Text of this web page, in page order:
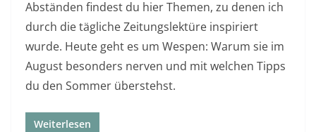
Abständen findest du hier Themen, zu denen ich
durch die tägliche Zeitungslektüre inspiriert
wurde. Heute geht es um Wespen: Warum sie im
August besonders nerven und mit welchen Tipps
du den Sommer überstehst.
Weiterlesen